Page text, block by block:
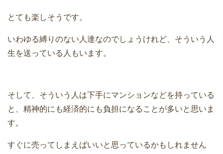
とても楽しそうです。
いわゆる縛りのない人達なのでしょうけれど、そういう人
生を送っている人もいます。
そして、そういう人は下手にマンションなどを持っている
と、精神的にも経済的にも負担になることが多いと思いま
す。
すぐに売ってしまえばいいと思っているかもしれません